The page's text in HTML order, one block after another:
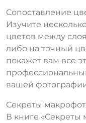
Сопоставление
Изучите
цветов между
либо на точный
покажет вам все
вашей
Секреты
В книге «Секреты